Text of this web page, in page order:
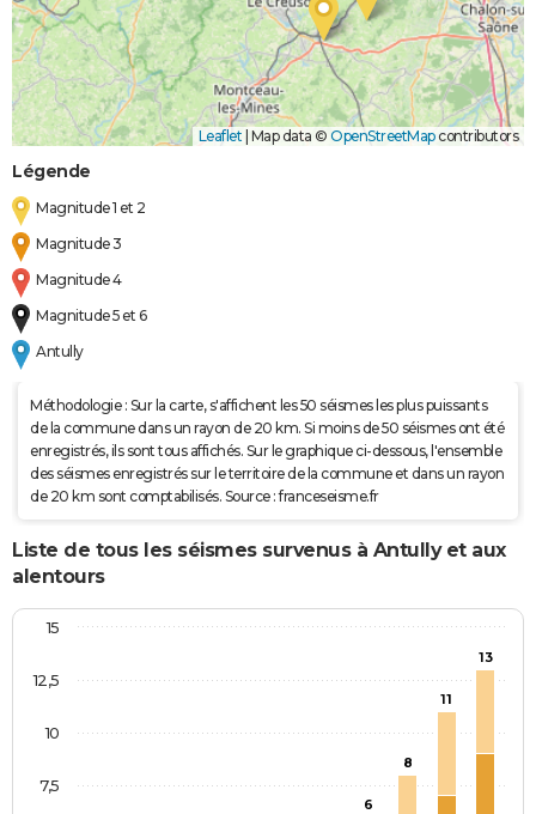
Leaflet | Map data © OpenStreetMapcontributors
Légende
Magnitude 1 et 2
Magnitude 3
Magnitude 4
Magnitude 5 et 6
Antully
Méthodologie : Sur la carte, s'affichent les 50 séismes les plus puissants
de la commune dans un rayon de 20 km. Si moins de 50 séismes ont été
enregistrés, ils sont tous affichés. Sur le graphique ci-dessous, l'ensemble
des séismes enregistrés sur le territoire de la commune et dans un rayon
de 20 km sont comptabilisés. Source : franceseisme.fr
Liste de tous les séismes survenus à Antully et aux
alentours
6
8
11
13
7,5
10
12,5
15